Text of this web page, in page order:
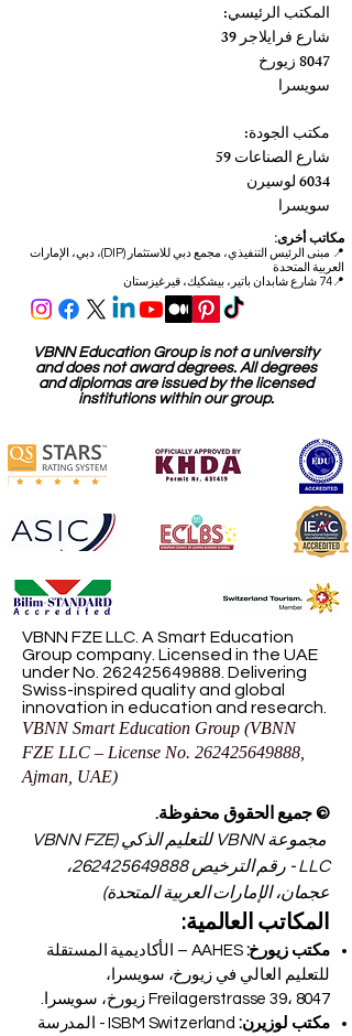
المكتب الرئيسي:
شارع فرايلاجر 39
8047 زيورخ
سويسرا
مكتب الجودة:
شارع الصناعات 59
6034 لوسيرن
سويسرا
مكاتب أخرى:
📍
مبنى الرئيس التنفيذي، مجمع دبي للاستثمار (DIP)، دبي، الإمارات
العربية المتحدة
📍74 شارع شابدان باتير، بيشكيك، قيرغيزستان
VBNN Education Group is not a university
and does not award degrees. All degrees
and diplomas are issued by the licensed
institutions within our group.
VBNN FZE LLC. A Smart Education
Group company. Licensed in the UAE
under No. 262425649888. Delivering
Swiss-inspired quality and global
innovation in education and research.
VBNN Smart Education Group (VBNN
FZE LLC – License No. 262425649888
Ajman, UAE)
© جميع الحقوق محفوظة.
مجموعة VBNN للتعليم الذكي (VBNN FZE
LLC - رقم الترخيص
262425649888،
عجمان، الإمارات العربية المتحدة)
المكاتب العالمية:
مكتب زيورخ:
AAHES – الأكاديمية المستقلة
للتعليم العالي في زيورخ، سويسرا،
Freilagerstrasse 39، 8047 زيورخ، سويسرا.
مكتب لوزيرن:
ISBM Switzerland - المدرسة